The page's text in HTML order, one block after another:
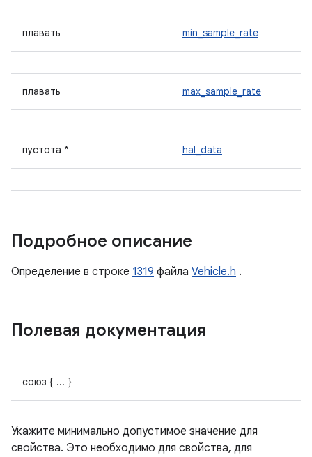
плавать min_sample_rate
плавать max_sample_rate
пустота * hal_data
Подробное описание
Определение в строке 1319 файла Vehicle.h .
Полевая документация
союз { ... }
Укажите минимально допустимое значение для
свойства. Это необходимо для свойства, для